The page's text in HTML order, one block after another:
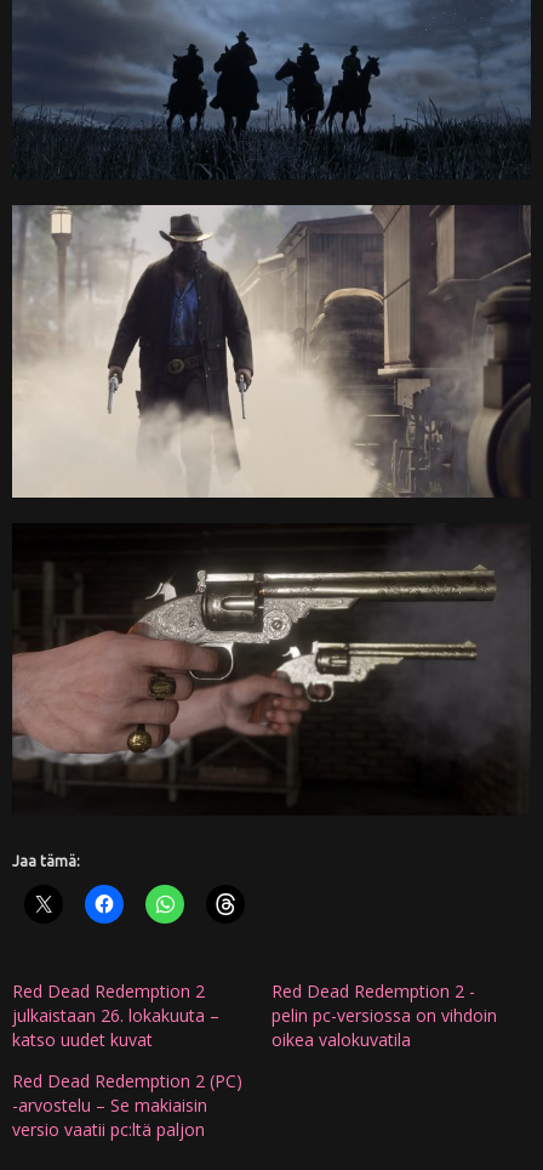
Jaa tämä:
Red Dead Redemption 2
julkaistaan 26. lokakuuta –
katso uudet kuvat
Red Dead Redemption 2 -
pelin pc-versiossa on vihdoin
oikea valokuvatila
Red Dead Redemption 2 (PC)
-arvostelu – Se makiaisin
versio vaatii pc:ltä paljon